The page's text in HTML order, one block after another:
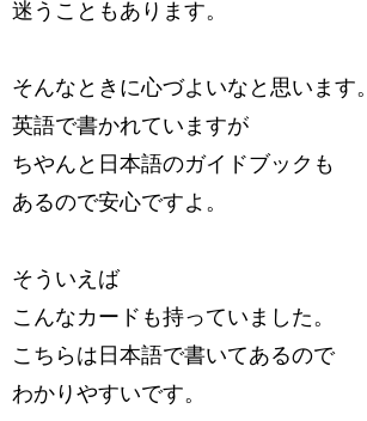
迷うこともあります。
そんなときに心づよいなと思います。
英語で書かれていますが
ちやんと日本語のガイドブックも
あるので安心ですよ。
そういえば
こんなカードも持っていました。
こちらは日本語で書いてあるので
わかりやすいです。